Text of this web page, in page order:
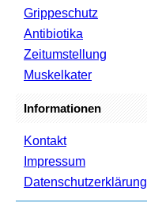
Grippeschutz
Antibiotika
Zeitumstellung
Muskelkater
Informationen
Kontakt
Impressum
Datenschutzerklärung